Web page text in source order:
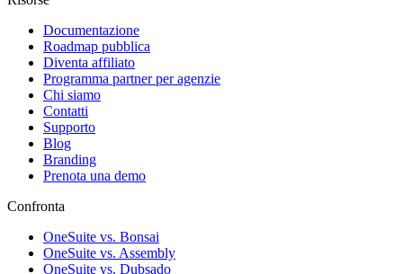
Documentazione
Roadmap pubblica
Diventa affiliato
Programma partner per agenzie
Chi siamo
Contatti
Supporto
Blog
Branding
Prenota una demo
Confronta
OneSuite vs. Bonsai
OneSuite vs. Assembly
OneSuite vs. Dubsado